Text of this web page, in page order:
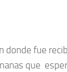
donde fue
que